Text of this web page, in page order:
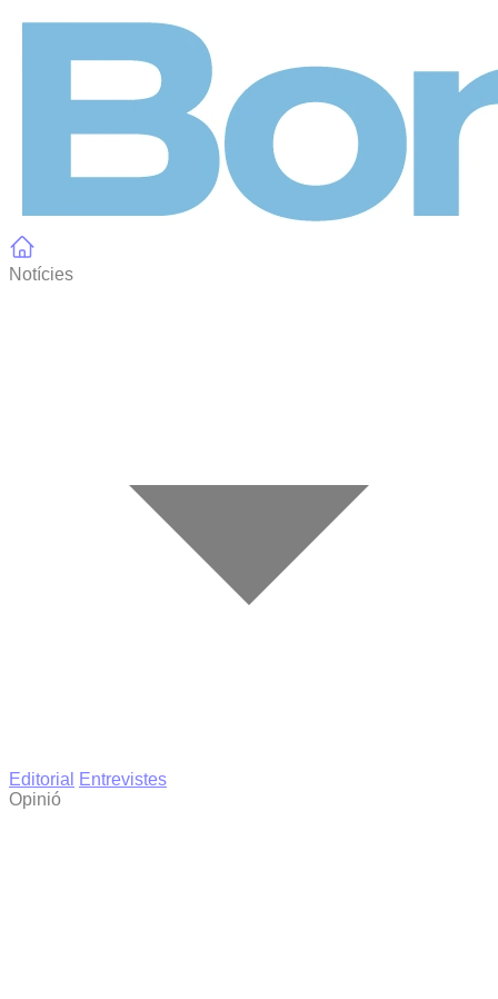
Notícies
Editorial
Entrevistes
Opinió